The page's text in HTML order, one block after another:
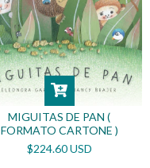
MIGUITAS DE PAN (
FORMATO CARTONE )
$224.60 USD